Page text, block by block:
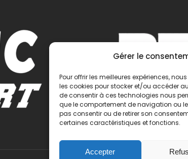
Gérer le
Pour offrir les meilleures expériences,
les cookies pour stocker et/ou accéder
de consentir à ces technologies nous
que le comportement de navigation ou
pas consentir ou de retirer son
certaines caractéristiques et fonctions.
Accepter